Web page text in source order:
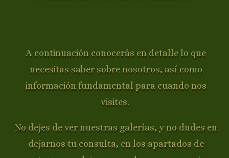
A continuación conocerás en detalle lo que
necesitas saber sobre nosotros, así como
información fundamental para cuando nos
visites.
No dejes de ver nuestras galerías, y no dudes en
dejarnos tu consulta, en los apartados de